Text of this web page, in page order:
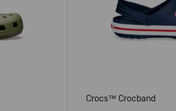
Crocs™ Crocband